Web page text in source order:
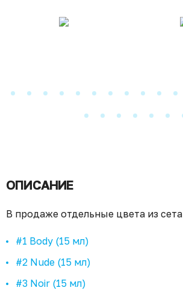
ОПИСАНИЕ
В продаже отдельные цвета из сета
#1 Body (15 мл)
#2 Nude (15 мл)
#3 Noir (15 мл)